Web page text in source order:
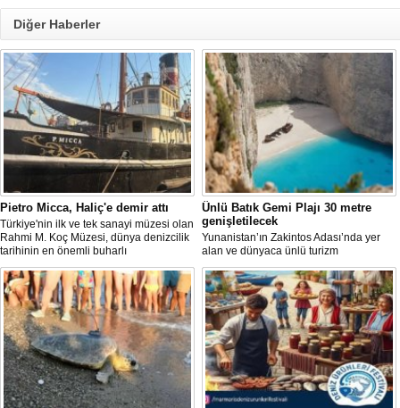
Diğer Haberler
Pietro Micca, Haliç'e demir attı
Türkiye'nin ilk ve tek sanayi müzesi olan
Rahmi M. Koç Müzesi, dünya denizcilik
tarihinin en önemli buharlı
römorkörlerinden biri olarak kabul
edilen Pietro Micca'yı koleksiyonuna
kazandırdı.
Ünlü Batık Gemi Plajı 30 metre
genişletilecek
Yunanistan’ın Zakintos Adası’nda yer
alan ve dünyaca ünlü turizm
noktalarından biri olan Navagio Plajı'nın
yaklaşık 30 metre genişletilmesi
planlanıyor.